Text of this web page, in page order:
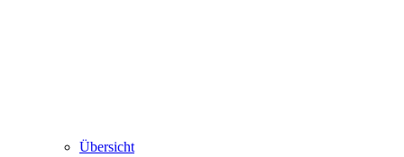
Übersicht